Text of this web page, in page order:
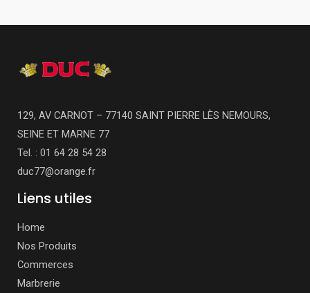
129, AV CARNOT – 77140 SAINT PIERRE LÈS NEMOURS,
SEINE ET MARNE 77
Tel. : 01 64 28 54 28
duc77@orange.fr
Liens utiles
Home
Nos Produits
Commerces
Marbrerie